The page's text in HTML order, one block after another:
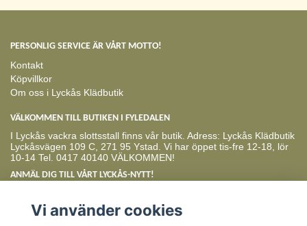
PERSONLIG SERVICE ÄR VÅRT MOTTO!
Kontakt
Köpvillkor
Om oss i Lyckås Klädbutik
VÄLKOMMEN TILL BUTIKEN I FYLEDALEN
I Lyckås vackra slottsstall finns vår butik. Adress: Lyckås Klädbutik
Lyckåsvägen 109 C, 271 95 Ystad. Vi har öppet tis-fre 12-18, lör
10-14 Tel. 0417 40140 VÄLKOMMEN!
ANMÄL DIG TILL VÅRT LYCKÅS-NYTT!
Vi använder cookies